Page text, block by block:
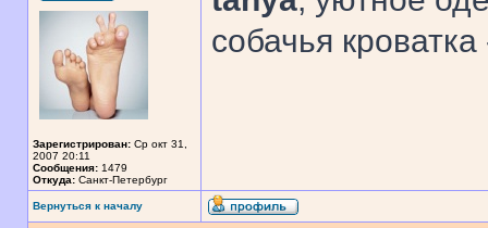
Зарегистрирован: Ср окт 31,
2007 20:11
Сообщения: 1479
Откуда: Санкт-Петербург
собачья
Вернуться к началу